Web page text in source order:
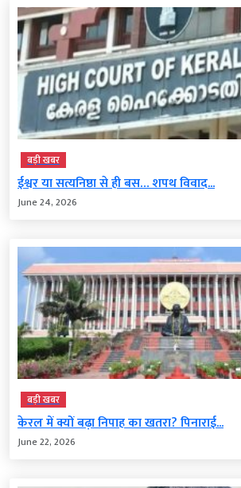
बड़ी खबर
ईश्वर या सत्यनिष्ठा से ही बस… शपथ विवाद...
June 24, 2026
बड़ी खबर
केरल में क्यों बढ़ा निपाह का खतरा? पिनाराई...
June 22, 2026